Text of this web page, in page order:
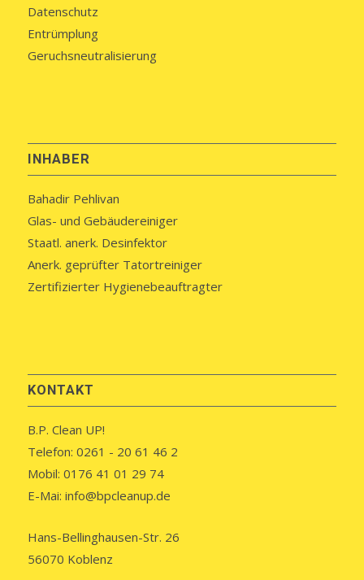
Datenschutz
Entrümplung
Geruchsneutralisierung
INHABER
Bahadir Pehlivan
Glas- und Gebäudereiniger
Staatl. anerk. Desinfektor
Anerk. geprüfter Tatortreiniger
Zertifizierter Hygienebeauftragter
KONTAKT
B.P. Clean UP!
Telefon: 0261 - 20 61 46 2
Mobil: 0176 41 01 29 74
E-Mai: info@bpcleanup.de
Hans-Bellinghausen-Str. 26
56070 Koblenz